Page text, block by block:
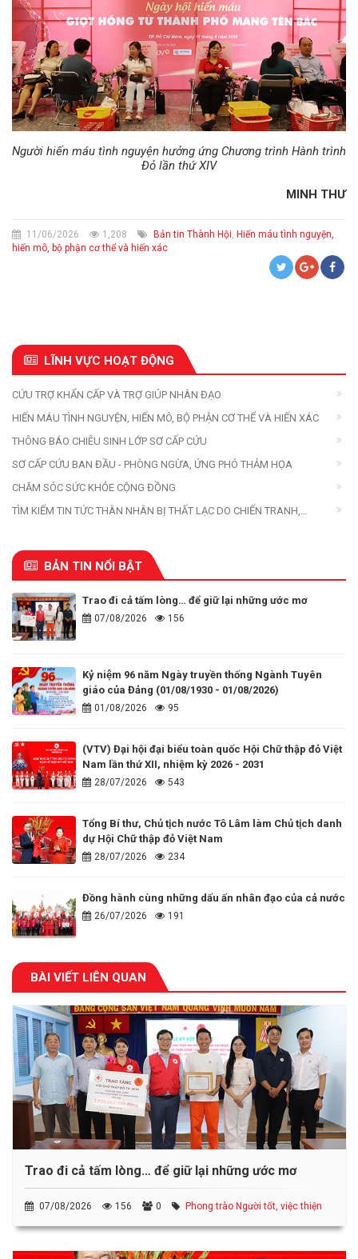
Người hiến máu tình nguyện hưởng ứng Chương trình Hành trình
Đỏ lần thứ XIV
MINH THƯ
11/06/2026 1,208 Bản tin Thành Hội Hiến máu tình nguyện,
hiến mô, bộ phận cơ thể và hiến xác
LĨNH VỰC HOẠT ĐỘNG
CỨU TRỢ KHẨN CẤP VÀ TRỢ GIÚP NHÂN ĐẠO
HIẾN MÁU TÌNH NGUYỆN, HIẾN MÔ, BỘ PHẬN CƠ THỂ VÀ HIẾN XÁC
THÔNG BÁO CHIÊU SINH LỚP SƠ CẤP CỨU
SƠ CẤP CỨU BAN ĐẦU - PHÒNG NGỪA, ỨNG PHÓ THẢM HỌA
CHĂM SÓC SỨC KHỎE CỘNG ĐỒNG
TÌM KIẾM TIN TỨC THÂN NHÂN BỊ THẤT LẠC DO CHIẾN TRANH,
BẢN TIN NỔI BẬT
Trao đi cả tấm lòng… để giữ lại những ước mơ
07/08/2026 156
Kỷ niệm 96 năm Ngày truyền thống Ngành Tuyên
giáo của Đảng (01/08/1930 - 01/08/2026)
01/08/2026 95
(VTV) Đại hội đại biểu toàn quốc Hội Chữ thập đỏ Việt
Nam lần thứ XII, nhiệm kỳ 2026 - 2031
28/07/2026 543
Tổng Bí thư, Chủ tịch nước Tô Lâm làm Chủ tịch danh
dự Hội Chữ thập đỏ Việt Nam
28/07/2026 234
Đồng hành cùng những dấu ấn nhân đạo của cả nước
26/07/2026 191
BÀI VIẾT LIÊN QUAN
Trao đi cả tấm lòng… để giữ lại những ước mơ
07/08/2026 156 0 Phong trào Người tốt, việc thiện